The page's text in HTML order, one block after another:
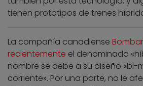
tienen prototipos de trenes
La compañía canadiense
recientemente el denominado
nombre se debe a su diseño «bi-
corriente». Por una parte, no le